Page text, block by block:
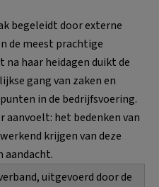
begeleidt door externe
de meest prachtige
haar heidagen duikt de
gang van zaken en
in de bedrijfsvoering.
aanvoelt: het bedenken van
krijgen van deze
aandacht.
uitgevoerd door de